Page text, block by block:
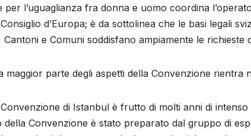
per l’uguaglianza fra donna e uomo coordina
d’Europa; è da sottolinea che le basi legali
e Comuni soddisfano ampiamente le richieste
maggior parte degli aspetti della Convenzione rientra
Convenzione di Istanbul è frutto di molti anni di
della Convenzione è stato preparato dal gruppo di